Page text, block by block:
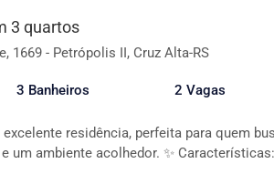
3 quartos
1669 - Petrópolis II, Cruz Alta-RS
3 Banheiros 2 Vagas
residência, perfeita para quem
um ambiente acolhedor. ✨